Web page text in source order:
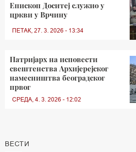
Епископ Доситеј служио у
цркви у Врчину
ПЕТАК, 27. 3. 2026 - 13:34
Патријарх на исповести
свештенства Архијерејског
намесништва београдског
првог
СРЕДА, 4. 3. 2026 - 12:02
ВЕСТИ